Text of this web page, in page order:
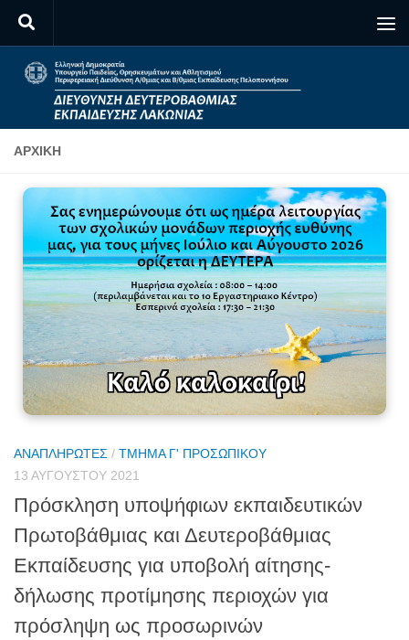
Skip to content
ΑΡΧΙΚΉ
ΑΝΑΠΛΗΡΩΤΈΣ / ΤΜΉΜΑ Γ' ΠΡΟΣΩΠΙΚΟΎ
13 ΑΥΓΟΎΣΤΟΥ 2021
Πρόσκληση υποψήφιων εκπαιδευτικών
Πρωτοβάθμιας και Δευτεροβάθμιας
Εκπαίδευσης για υποβολή αίτησης-
δήλωσης προτίμησης περιοχών για
πρόσληψη ως προσωρινών